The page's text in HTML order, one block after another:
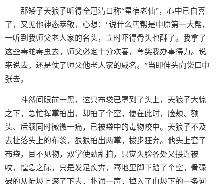
那矮子天狼子听得全冠清口称“星宿老仙”，心中已自喜
了，又见他神态恭敬，心想：“说什么丐帮是中原第一大帮，
一听到我师父老人家的名头，立时吓得骨头也酥了。我拿了
这些毒蛇毒虫去，师父必定十分欢喜，夸奖我办事得力。说
来说去，还是仗了师父他老人家的威名。”当即伸头向袋口中
张去。
斗然间眼前一黑，这只布袋已罩到了头上，天狼子大惊
之下，急忙挥掌拍出，却拍了个空，便在此时，脸颊、额
头、后颈同时微微一痛，已被袋中的毒物咬中。天狼子不及
去扯落头上的布袋，狠狠拍出两掌，拔步狂奔。他头上套了
布袋，目不见物，双掌使劲乱拍，只觉头脸各处又接连被
咬，惶急之际，只是发足疾奔，蓦地里脚下踏了个空，骨碌
碌的从陡坡上滚了下去，扑通一声，掉入了山坡下的一条河